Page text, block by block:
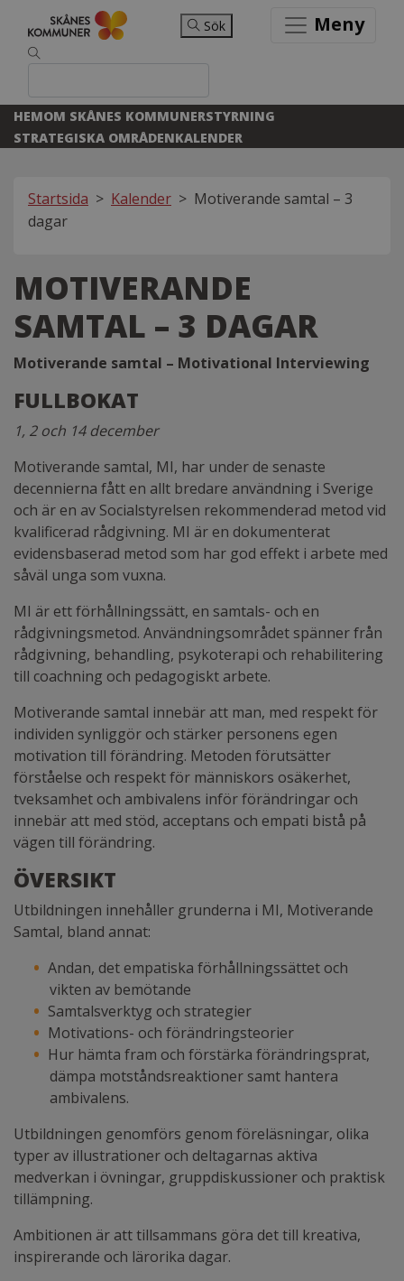
Sök Meny
HEMOM SKÅNES KOMMUNERSTYRNING
STRATEGISKA OMRÅDENKALENDER
Startsida > Kalender > Motiverande samtal – 3
dagar
MOTIVERANDE
SAMTAL – 3 DAGAR
Motiverande samtal – Motivational Interviewing
FULLBOKAT
1, 2 och 14 december
Motiverande samtal, MI, har under de senaste
decennierna fått en allt bredare användning i Sverige
och är en av Socialstyrelsen rekommenderad metod vid
kvalificerad rådgivning. MI är en dokumenterat
evidensbaserad metod som har god effekt i arbete med
såväl unga som vuxna.
MI är ett förhållningssätt, en samtals- och en
rådgivningsmetod. Användningsområdet spänner från
rådgivning, behandling, psykoterapi och rehabilitering
till coachning och pedagogiskt arbete.
Motiverande samtal innebär att man, med respekt för
individen synliggör och stärker personens egen
motivation till förändring. Metoden förutsätter
förståelse och respekt för människors osäkerhet,
tveksamhet och ambivalens inför förändringar och
innebär att med stöd, acceptans och empati bistå på
vägen till förändring.
ÖVERSIKT
Utbildningen innehåller grunderna i MI, Motiverande
Samtal, bland annat:
Andan, det empatiska förhållningssättet och
vikten av bemötande
Samtalsverktyg och strategier
Motivations- och förändringsteorier
Hur hämta fram och förstärka förändringsprat,
dämpa motståndsreaktioner samt hantera
ambivalens.
Utbildningen genomförs genom föreläsningar, olika
typer av illustrationer och deltagarnas aktiva
medverkan i övningar, gruppdiskussioner och praktisk
tillämpning.
Ambitionen är att tillsammans göra det till kreativa,
inspirerande och lärorika dagar.